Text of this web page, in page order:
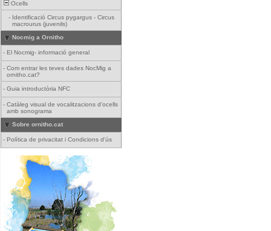
Ocells
- Identificació Circus pygargus - Circus
macrourus (juvenils)
Nocmig a Ornitho
- El Nocmig- informació general
- Com entrar les teves dades NocMig a
ornitho.cat?
- Guia introductòria NFC
- Catàleg visual de vocalitzacions d'ocells
amb sonograma
Sobre ornitho.cat
- Política de privacitat i Condicions d'ús